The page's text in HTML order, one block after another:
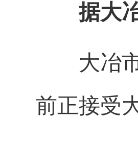
据大
大冶
前正接受